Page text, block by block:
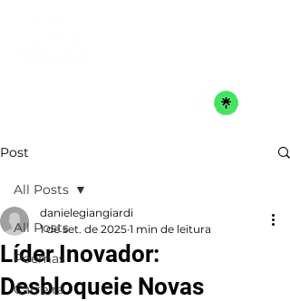
Post
All Posts
Poemas
Carreira
All Posts
Líder Inovador:
Desbloqueie Novas
danielegiangiardi
1 de set. de 2025 1 min de leitura